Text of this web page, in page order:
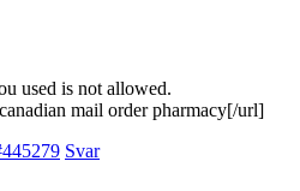
used is not allowed.
mail order pharmacy[/url]
Svar